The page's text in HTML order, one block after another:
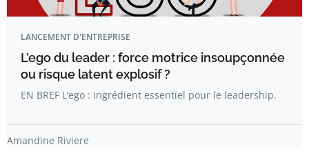
LANCEMENT D'ENTREPRISE
L’ego du leader : force motrice insoupçonnée
ou risque latent explosif ?
EN BREF L’ego : ingrédient essentiel pour le leadership.
Amandine Riviere